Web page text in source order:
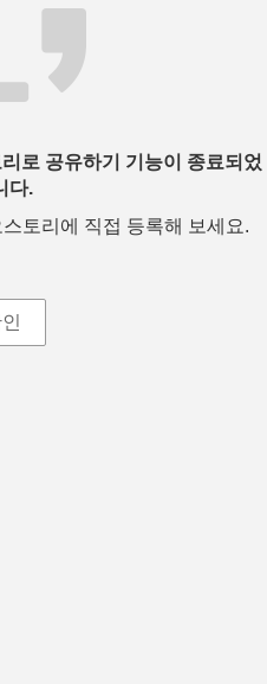
로 공유하기 기능이 종료되었
다.
토리에 직접 등록해 보세요.